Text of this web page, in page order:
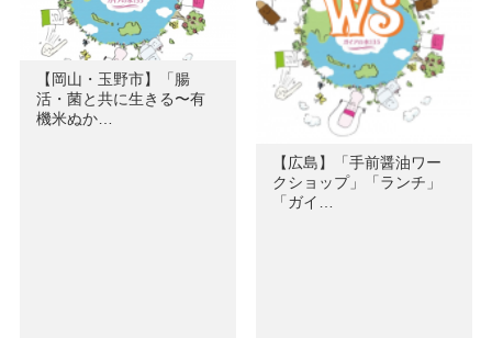
【岡山・玉野市】「腸
活・菌と共に生きる〜有
機米ぬか…
【広島】「手前醤油ワー
クショップ」「ランチ」
「ガイ…